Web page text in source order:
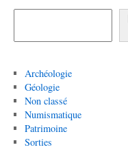
Archéologie
Géologie
Non classé
Numismatique
Patrimoine
Sorties